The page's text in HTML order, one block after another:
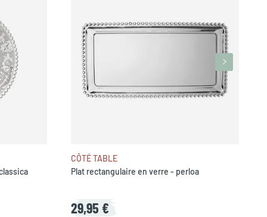
CÔTÉ TABLE
Plat rectangulaire en verre - perloa
29,95 €